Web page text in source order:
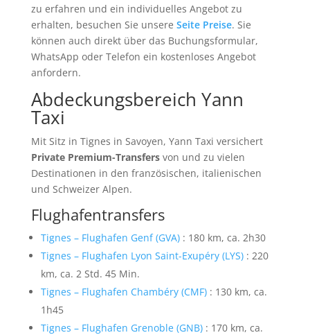
zu erfahren und ein individuelles Angebot zu
erhalten, besuchen Sie unsere Seite Preise. Sie
können auch direkt über das Buchungsformular,
WhatsApp oder Telefon ein kostenloses Angebot
anfordern.
Abdeckungsbereich Yann
Taxi
Mit Sitz in Tignes in Savoyen, Yann Taxi versichert
Private Premium-Transfersvon und zu vielen
Destinationen in den französischen, italienischen
und Schweizer Alpen.
Flughafentransfers
Tignes – Flughafen Genf (GVA): 180 km, ca. 2h30
Tignes – Flughafen Lyon Saint-Exupéry (LYS): 220
km, ca. 2 Std. 45 Min.
Tignes – Flughafen Chambéry (CMF): 130 km, ca.
1h45
Tignes – Flughafen Grenoble (GNB): 170 km, ca.